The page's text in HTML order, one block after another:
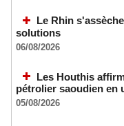
Le Rhin
solutions
06/08/2026
Les Houthis
pétrolier saoudien en
05/08/2026
L'Iran annonce le
dans la province de